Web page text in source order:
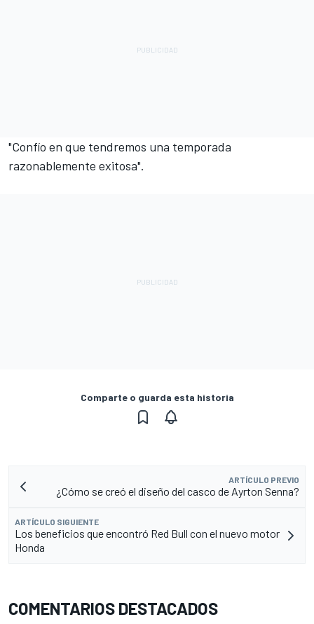
"Confío en que tendremos una temporada
razonablemente exitosa".
Comparte o guarda esta historia
ARTÍCULO PREVIO
¿Cómo se creó el diseño del casco de Ayrton Senna?
ARTÍCULO SIGUIENTE
Los beneficios que encontró Red Bull con el nuevo motor
Honda
COMENTARIOS DESTACADOS